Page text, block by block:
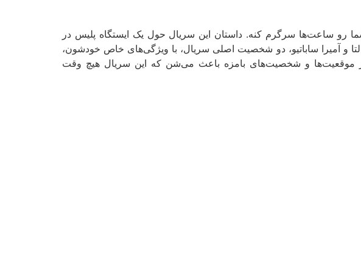
رو ساعت‌ها سرگرم کنه. داستان این سریال حول یک ایستگاه پلیس در
و آمیرا ساباتیو، دو شخصیت اصلی سریال، با ویژگی‌های خاص خودشون،
و شخصیت‌های بامزه باعث می‌شن که این سریال هیچ وقت